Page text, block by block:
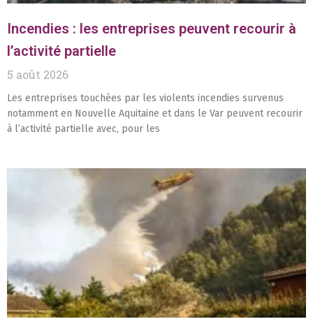
Incendies : les entreprises peuvent recourir à
l’activité partielle
5 août 2026
Les entreprises touchées par les violents incendies survenus
notamment en Nouvelle Aquitaine et dans le Var peuvent recourir
à l’activité partielle avec, pour les